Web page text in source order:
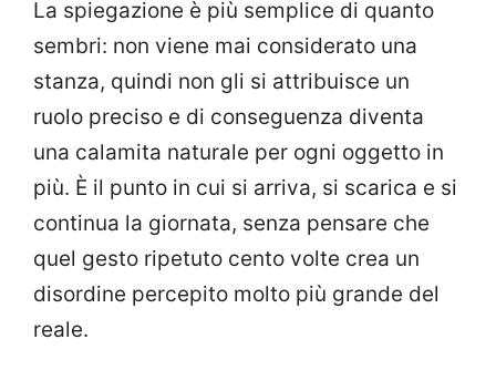
La spiegazione è più semplice di quanto
sembri: non viene mai considerato una
stanza, quindi non gli si attribuisce un
ruolo preciso e di conseguenza diventa
una calamita naturale per ogni oggetto in
più. È il punto in cui si arriva, si scarica e si
continua la giornata, senza pensare che
quel gesto ripetuto cento volte crea un
disordine percepito molto più grande del
reale.